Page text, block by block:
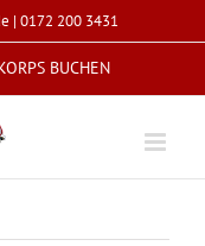
| 0172 200 3431
BUCHEN